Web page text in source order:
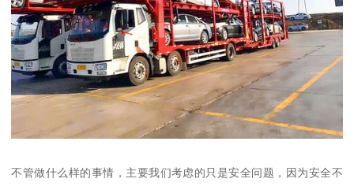
不管做什么样的事情，主要我们考虑的只是安全问题，因为安全不